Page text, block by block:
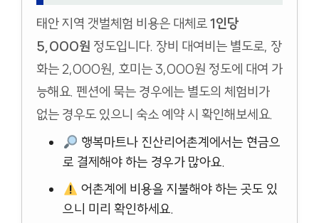
태안 지역 갯벌체험 비용은 대체로1인당
5,000원 정도입니다. 장비 대여비는 별도로, 장
화는 2,000원, 호미는 3,000원 정도에 대여 가
능해요. 펜션에 묵는 경우에는 별도의 체험비가
없는 경우도 있으니 숙소 예약 시 확인해보세요.
행복마트나 진산리어촌계에서는 현금으
로 결제해야 하는 경우가 많아요.
어촌계에 비용을 지불해야 하는 곳도 있
으니 미리 확인하세요.